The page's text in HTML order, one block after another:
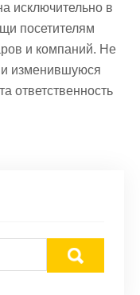
исключительно в
посетителям
и компаний. Не
изменившуюся
ответственность